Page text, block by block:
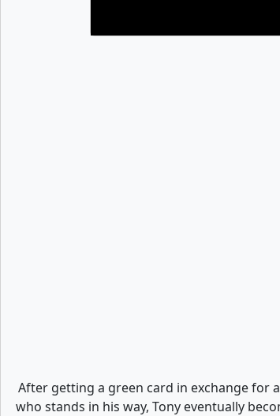
After getting a green card in exchange for
who stands in his way, Tony eventually